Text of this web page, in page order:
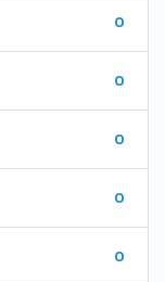
0
0
0
0
0